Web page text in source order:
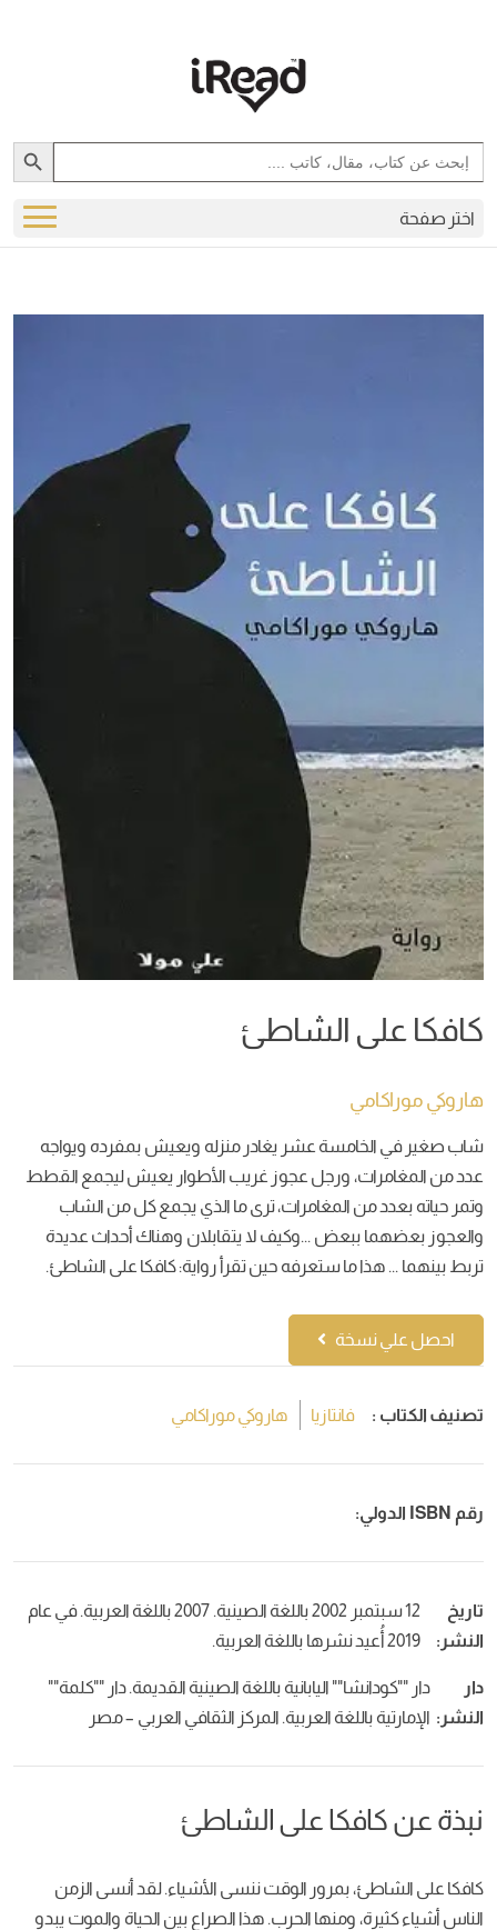
Search
for:
Search Button
اختر صفحة
كافكا على الشاطئ
هاروكي موراكامي
شاب صغير في الخامسة عشر يغادر منزله ويعيش بمفرده ويواجه
عدد من المغامرات، ورجل عجوز غريب الأطوار يعيش ليجمع القطط
وتمر حياته بعدد من المغامرات، ترى ما الذي يجمع كل من الشاب
والعجوز بعضهما ببعض ...وكيف لا يتقابلان وهناك أحداث عديدة
تربط بينهما ... هذا ما ستعرفه حين تقرأ رواية: كافكا على الشاطئ.
احصل علي نسخة
تصنيف الكتاب : فانتازيا هاروكي موراكامي
رقم ISBN الدولي:
تاريخ
النشر:
12 سبتمبر 2002 باللغة الصينية. 2007 باللغة العربية. في عام
2019 أُعيد نشرها باللغة العربية.
دار
النشر:
دار ""كودانشا"" اليابانية باللغة الصينية القديمة. دار ""كلمة""
الإمارتية باللغة العربية. المركز الثقافي العربي – مصر
نبذة عن كافكا على الشاطئ
كافكا على الشاطئ، بمرور الوقت ننسى الأشياء. لقد أنسى الزمن
الناس أشياء كثيرة، ومنها الحرب. هذا الصراع بين الحياة والموت يبدو